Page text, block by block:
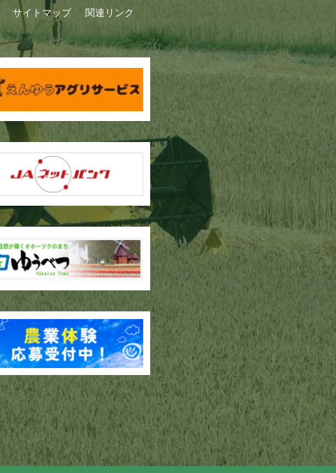
サイトマップ 関連リンク